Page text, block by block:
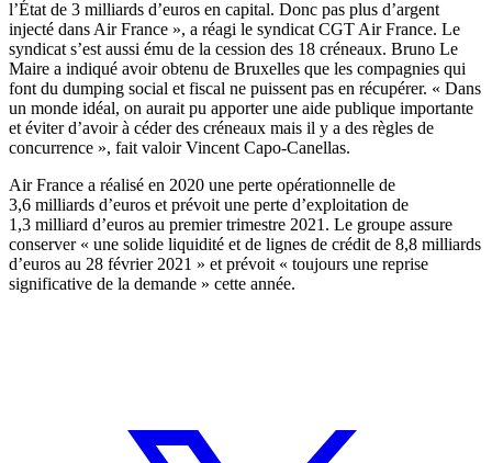
l’État de 3 milliards d’euros en capital. Donc pas plus d’argent
injecté dans Air France », a réagi le syndicat CGT Air France. Le
syndicat s’est aussi ému de la cession des 18 créneaux. Bruno Le
Maire a indiqué avoir obtenu de Bruxelles que les compagnies qui
font du dumping social et fiscal ne puissent pas en récupérer. « Dans
un monde idéal, on aurait pu apporter une aide publique importante
et éviter d’avoir à céder des créneaux mais il y a des règles de
concurrence », fait valoir Vincent Capo-Canellas.
Air France a réalisé en 2020 une perte opérationnelle de
3,6 milliards d’euros et prévoit une perte d’exploitation de
1,3 milliard d’euros au premier trimestre 2021. Le groupe assure
conserver « une solide liquidité et de lignes de crédit de 8,8 milliards
d’euros au 28 février 2021 » et prévoit « toujours une reprise
significative de la demande » cette année.